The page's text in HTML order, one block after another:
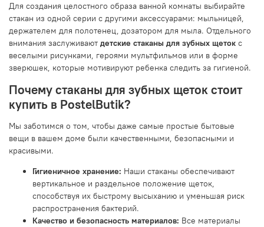
Для создания целостного образа ванной комнаты выбирайте
стакан из одной серии с другими аксессуарами: мыльницей,
держателем для полотенец, дозатором для мыла. Отдельного
внимания заслуживают детские стаканы для зубных щеток с
веселыми рисунками, героями мультфильмов или в форме
зверюшек, которые мотивируют ребенка следить за гигиеной.
Почему стаканы для зубных щеток стоит
купить в PostelButik?
Мы заботимся о том, чтобы даже самые простые бытовые
вещи в вашем доме были качественными, безопасными и
красивыми.
Гигиеничное хранение: Наши стаканы обеспечивают
вертикальное и раздельное положение щеток,
способствуя их быстрому высыханию и уменьшая риск
распространения бактерий.
Качество и безопасность материалов: Все материалы